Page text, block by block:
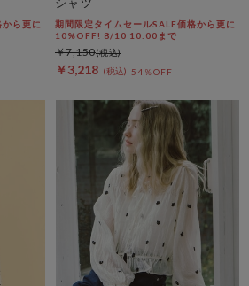
ら更に
期間限定タイムセールSALE価格から更に
10%OFF! 8/10 10:00まで
￥3,218 54％OFF
￥7,150